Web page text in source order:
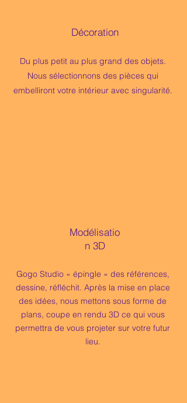
Décoration
Du plus petit au plus grand des objets.
Nous sélectionnons des pièces qui
embelliront votre intérieur avec singularité.
Modélisatio
n 3D
Gogo Studio « épingle » des références,
dessine, réfléchit. Après la mise en place
des idées, nous mettons sous forme de
plans, coupe en rendu 3D ce qui vous
permettra de vous projeter sur votre futur
lieu.